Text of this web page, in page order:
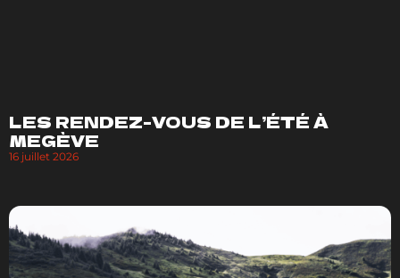
LES RENDEZ-VOUS DE L’ÉTÉ À
MEGÈVE
16 juillet 2026